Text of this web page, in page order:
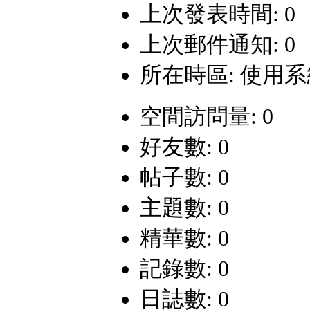
上次發表時間: 0
上次郵件通知: 0
所在時區: 使用
空間訪問量: 0
好友數: 0
帖子數: 0
主題數: 0
精華數: 0
記錄數: 0
日誌數: 0